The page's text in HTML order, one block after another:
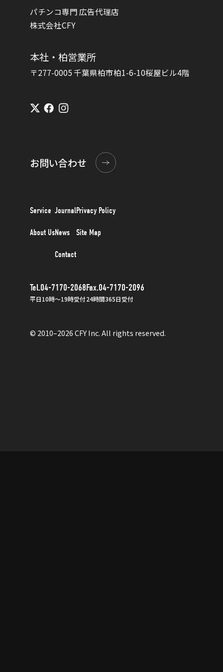
パチンコ専門 広告代理店
株式会社CFY
本社・柏営業所
〒277-0005 千葉県柏市柏1-6-10桜屋ビル4階
© 2010–2026 CFY Inc. All rights reserved.
お問い合わせ
Service
About Us
Journal
News
Contact
Privacy Policy
Site Map
Tel.04-7170-2068
平日10時〜19時受付
Fax.04-7170-2096
24時間365日受付